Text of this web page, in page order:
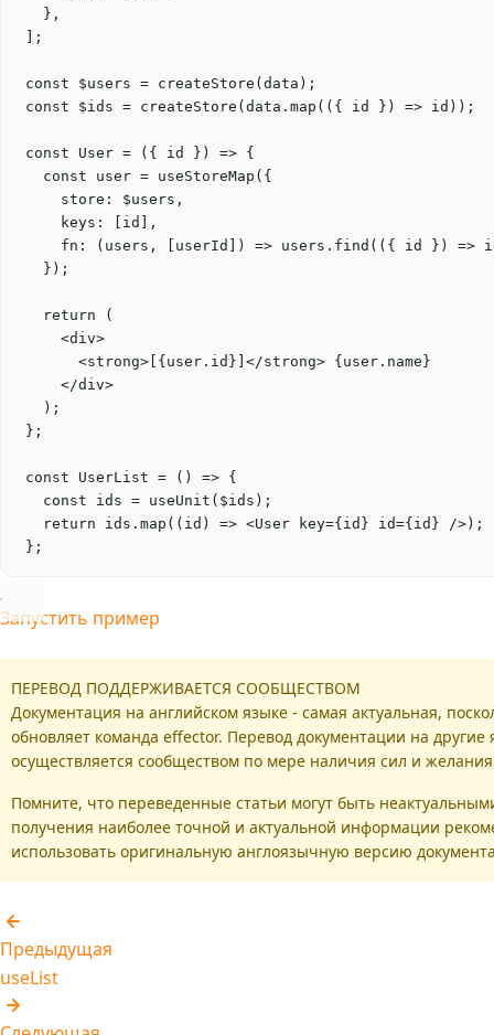
},
];
const $users = createStore ( data );
const
$ids = createStore ( data . map (({ id }) => id ));
const User = ({ id }) => {
const
user = useStoreMap ({
store: $users ,
keys: [ id
],
fn : ( users , [ userId ]) => users . find (({ id }) =>
});
return (
<div>
<strong>[ { user. id } ]</strong> { user. name }
</div>
);
};
const UserList = () => {
const
ids = useUnit ( $ids );
return
ids . map (( id ) => <User key={ id } id={ id } />);
};
Запустить пример
ПЕРЕВОД ПОДДЕРЖИВАЕТСЯ СООБЩЕСТВОМ
Документация на английском языке - самая актуальная,
обновляет команда effector. Перевод документации на другие
осуществляется сообществом по мере наличия сил и
Помните, что переведенные статьи могут быть
получения наиболее точной и актуальной информации
использовать оригинальную англоязычную версию
Предыдущая
useList